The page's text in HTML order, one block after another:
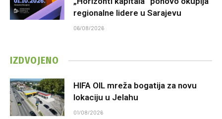
regionalne lidere u Sarajevu
06/08/2026
IZDVOJENO
HIFA OIL mreža bogatija za novu
lokaciju u Jelahu
01/08/2026